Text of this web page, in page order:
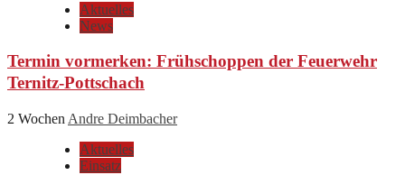
Aktuelles
News
Termin vormerken: Frühschoppen der Feuerwehr
Ternitz-Pottschach
2 Wochen Andre Deimbacher
Aktuelles
Einsatz